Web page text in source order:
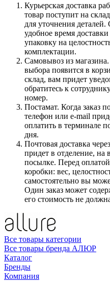
Курьерская доставка
товар поступит на
для уточнения
удобное время
упаковку на
комплектации.
Самовывоз из
выбора появится в
склад, вам придет
обратитесь к
номер.
Постамат. Когда заказ
телефон или e-mail
оплатить в терминале
дня.
Почтовая доставка
придет в отделение, на
посылке. Перед
коробки: вес,
самостоятельно вы
Один заказ может
его стоимость не
Все товары категории
Все товары бренда АЛЮР
Каталог
Бренды
Компания